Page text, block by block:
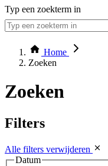
Thema COVID-19
Bekijk per
Typ een zoekterm in
Home
Zoeken
Zoeken
Filters
Alle filters verwijderen
Datum